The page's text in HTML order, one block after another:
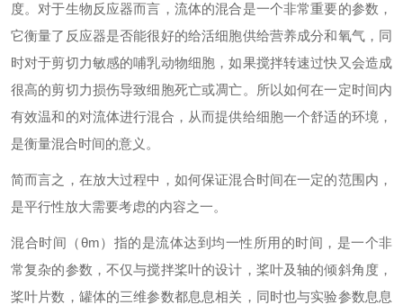
度。对于生物反应器而言，流体的混合是一个非常重要的参数，
它衡量了反应器是否能很好的给活细胞供给营养成分和氧气，同
时对于剪切力敏感的哺乳动物细胞，如果搅拌转速过快又会造成
很高的剪切力损伤导致细胞死亡或凋亡。所以如何在一定时间内
有效温和的对流体进行混合，从而提供给细胞一个舒适的环境，
是衡量混合时间的意义。
简而言之，在放大过程中，如何保证混合时间在一定的范围内，
是平行性放大需要考虑的内容之一。
混合时间（θm）指的是流体达到均一性所用的时间，是一个非
常复杂的参数，不仅与搅拌桨叶的设计，桨叶及轴的倾斜角度，
桨叶片数，罐体的三维参数都息息相关，同时也与实验参数息息